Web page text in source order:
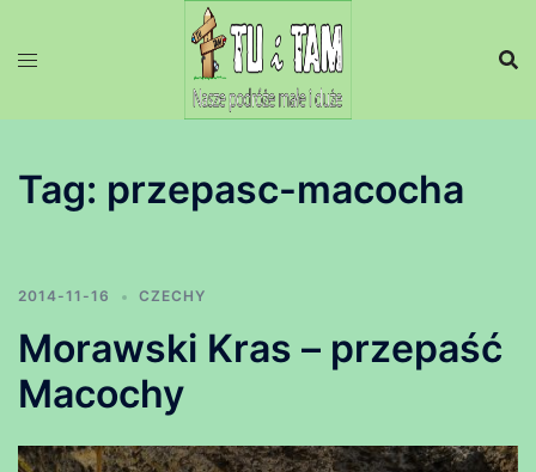
Tag: przepasc-macocha
2014-11-16 CZECHY
Morawski Kras – przepaść
Macochy